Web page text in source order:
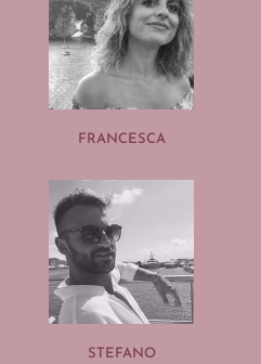
FRANCESCA
STEFANO